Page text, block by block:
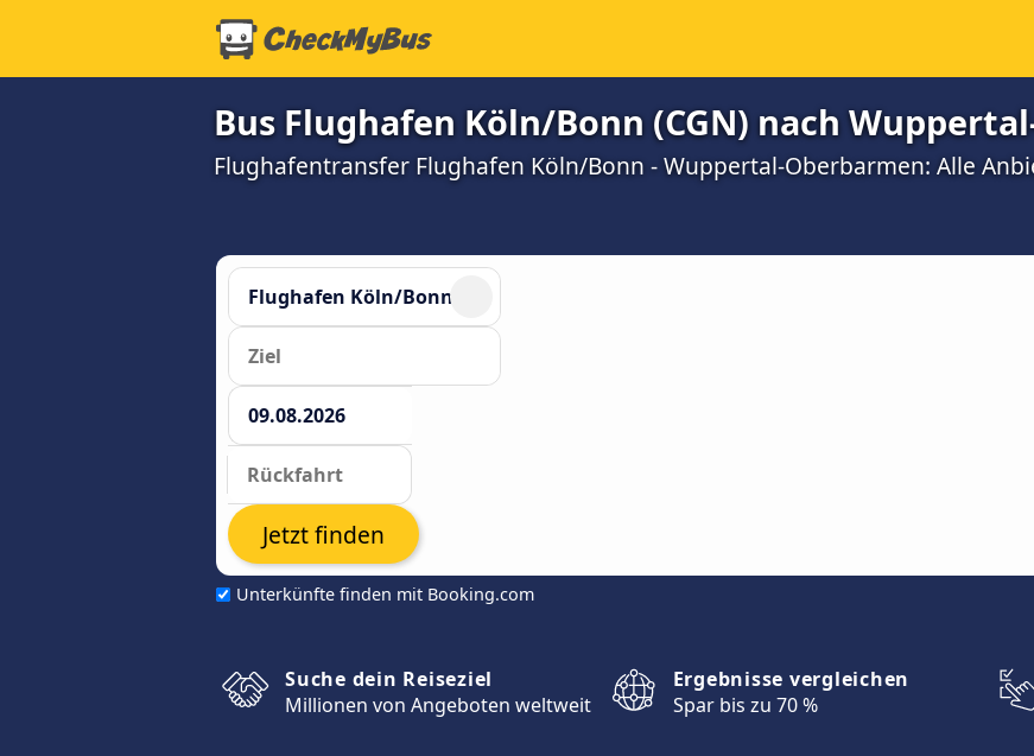
Bus Flughafen Köln/Bonn (CGN) nach
Flughafentransfer Flughafen Köln/Bonn - Wuppertal-Oberbarmen: Alle
Unterkünfte finden mit Booking.com
Jetzt finden
Suche dein Reiseziel
Millionen von Angeboten weltweit
Ergebnisse vergleichen
Spar bis zu 70 %